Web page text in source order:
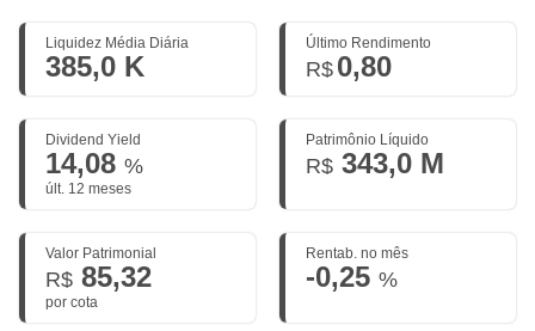
Liquidez Média Diária
385,0 K
Último Rendimento
R$ 0,80
Dividend Yield
14,08 %
últ. 12 meses
Patrimônio Líquido
R$ 343,0 M
Valor Patrimonial
R$ 85,32
por cota
Rentab. no mês
-0,25 %